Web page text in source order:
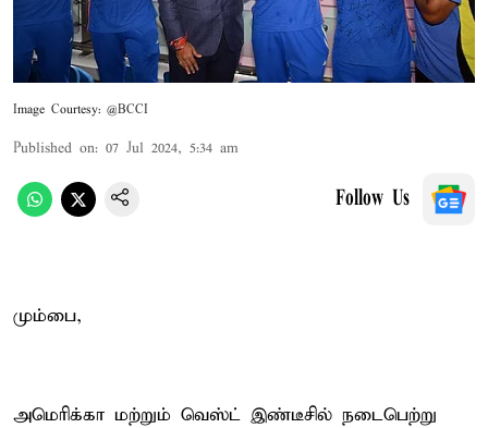
Image Courtesy: @BCCI
Published on: 07 Jul 2024, 5:34 am
Follow Us
மும்பை,
அமெரிக்கா மற்றும் வெஸ்ட் இண்டீசில் நடைபெற்று